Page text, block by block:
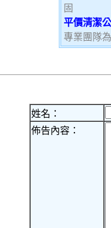
固
平價清潔
專業團隊
姓名：
佈告內容：